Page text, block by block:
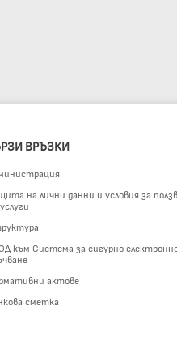
ВРЪЗКИ
на лични данни и условия за
към Система за сигурно
актове
сметка